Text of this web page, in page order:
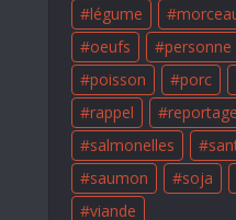
légume
oeufs
personne
poisson
porc
rappel
reportage
salmonelles
saumon
soja
viande